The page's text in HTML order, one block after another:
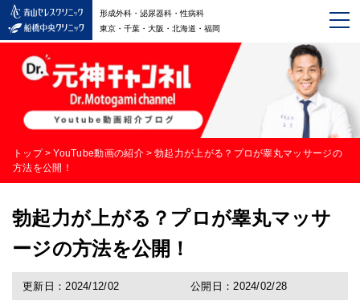
形成外科・泌尿器科・性病科
東京・千葉・大阪・北海道・福岡
トップ > YouTube動画の紹介 > 勃起力が上がる？プロが睾丸マッサージの
方法を公開！
勃起力が上がる？プロが睾丸マッサ
ージの方法を公開！
更新日：2024/12/02 公開日：2024/02/28